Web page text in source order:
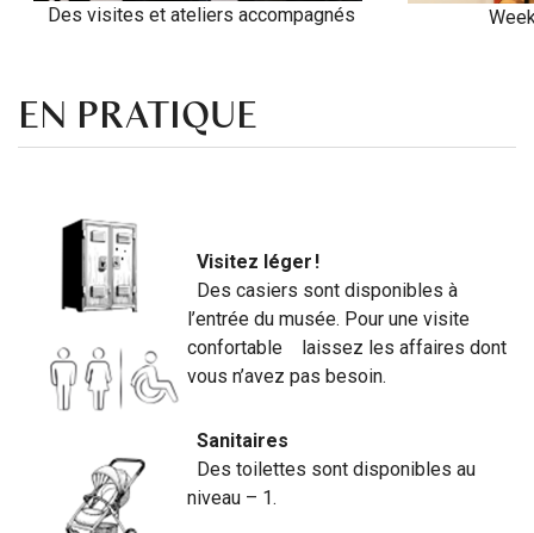
Des visites et ateliers accompagnés
EN PRATIQUE
Visitez léger !
Des casiers sont disponibles à
l’entrée du musée. Pour une visite
confortable laissez les affaires dont
vous n’avez pas besoin.
Sanitaires
Des toilettes sont disponibles au
niveau – 1.